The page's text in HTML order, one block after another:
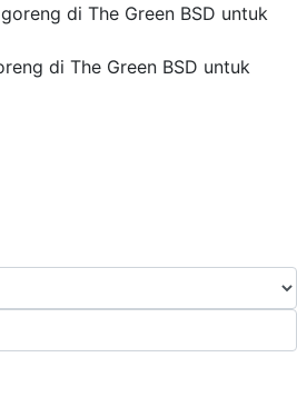
di The Green BSD untuk